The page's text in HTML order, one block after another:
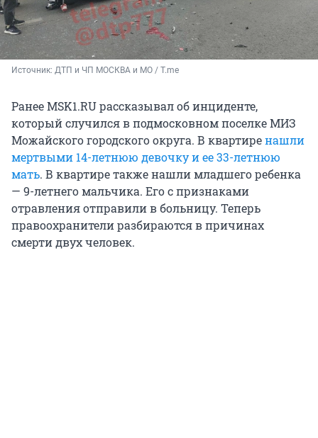
Источник: ДТП и ЧП МОСКВА и МО / T.me
Ранее MSK1.RU рассказывал об инциденте,
который случился в подмосковном поселке МИЗ
Можайского городского округа. В квартиренашли
мертвыми 14-летнюю девочку и ее 33-летнюю
мать. В квартире также нашли младшего ребенка
— 9-летнего мальчика. Его с признаками
отравления отправили в больницу. Теперь
правоохранители разбираются в причинах
смерти двух человек.